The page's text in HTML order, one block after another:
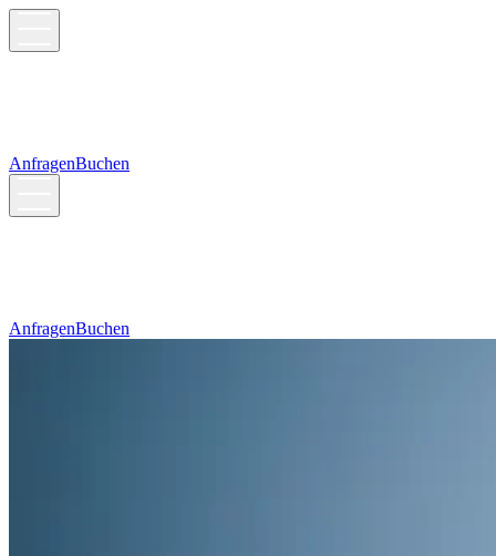
AnfragenBuchen
AnfragenBuchen